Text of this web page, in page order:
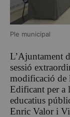
Ple municipal
L’Ajuntament
sessió
modificació de
Edificant per a
educatius
Enric Valor i